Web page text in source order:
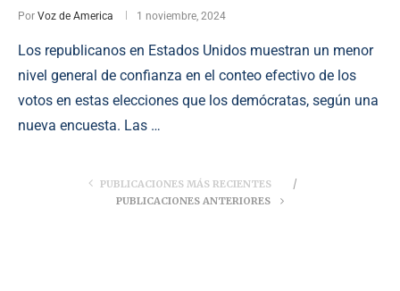
Por Voz de America 1 noviembre, 2024
Los republicanos en Estados Unidos muestran un menor
nivel general de confianza en el conteo efectivo de los
votos en estas elecciones que los demócratas, según una
nueva encuesta. Las …
PUBLICACIONES MÁS RECIENTES
PUBLICACIONES ANTERIORES